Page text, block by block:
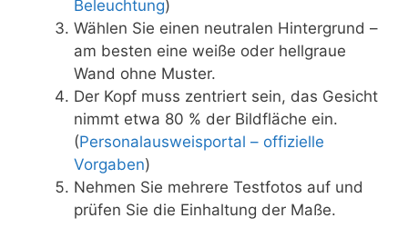
Beleuchtung)
Wählen Sie einen neutralen Hintergrund –
am besten eine weiße oder hellgraue
Wand ohne Muster.
Der Kopf muss zentriert sein, das Gesicht
nimmt etwa 80 % der Bildfläche ein.
(Personalausweisportal – offizielle
Vorgaben)
Nehmen Sie mehrere Testfotos auf und
prüfen Sie die Einhaltung der Maße.